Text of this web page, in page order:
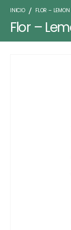
INICIO FLOR –
Flor –